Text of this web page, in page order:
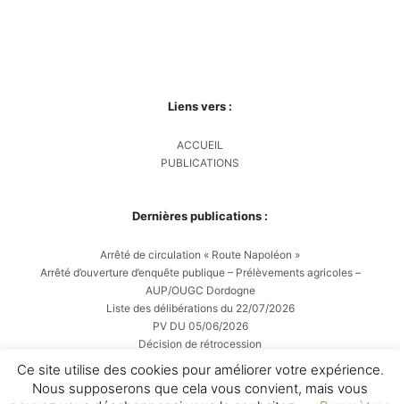
Liens vers :
ACCUEIL
PUBLICATIONS
Dernières publications :
Arrêté de circulation « Route Napoléon »
Arrêté d’ouverture d’enquête publique – Prélèvements agricoles –
AUP/OUGC Dordogne
Liste des délibérations du 22/07/2026
PV DU 05/06/2026
Décision de rétrocession
Ce site utilise des cookies pour améliorer votre expérience.
Nous supposerons que cela vous convient, mais vous